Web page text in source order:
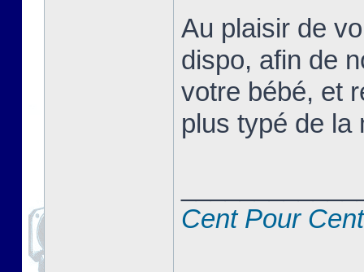
Au plaisir de
dispo, afin de
votre bébé, et
plus typé de la
Cent Pour Cent